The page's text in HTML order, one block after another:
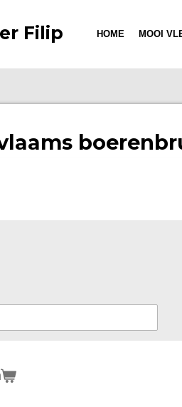
Filip HOME MOOI